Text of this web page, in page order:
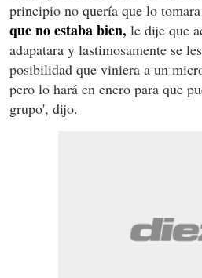
principio no quería que lo
que no estaba bien, le dije que
adapatara y lastimosamente se
posibilidad que viniera a un
pero lo hará en enero para que
grupo', dijo.